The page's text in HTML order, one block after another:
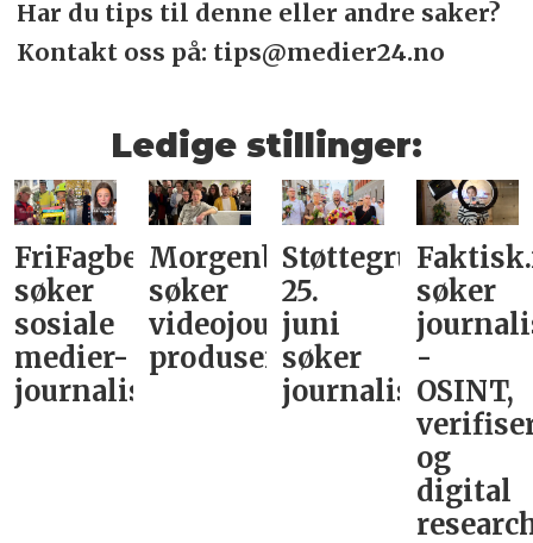
Har du tips til denne eller andre saker?
Kontakt oss på: tips@medier24.no
Ledige stillinger:
FriFagbevegelse
søker
sosiale
medier-
journalist
Morgenbladet
søker
videojournalist/podkast-
produsent
Støttegruppa
25.
juni
søker
journalist
søker
-
OSINT,
og
digital